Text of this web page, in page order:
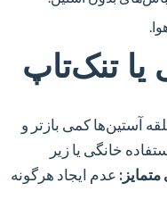
آستین‌ها کمی بازتر و
خانگی یا زیر
عدم ایجاد هرگونه